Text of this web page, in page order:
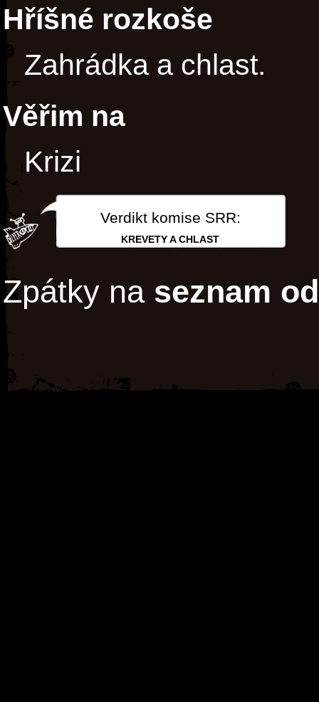
Hříšné rozkoše
Zahrádka a chlast.
Věřim na
Krizi
Verdikt komise SRR:
KREVETY A CHLAST
Zpátky na seznam